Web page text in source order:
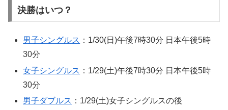
決勝はいつ？
男子シングルス ：1/30(日)午後7時30分 日本午後5時
30分
女子シングルス ：1/29(土)午後7時30分 日本午後5時
30分
男子ダブルス ：1/29(土)女子シングルスの後